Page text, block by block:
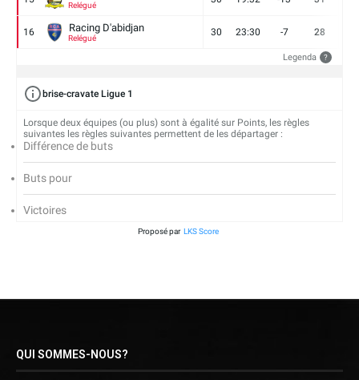
Relégué
16 Racing D'abidjan
Relégué
30 23:30 -7 28
Legenda ?
brise-cravate Ligue 1
Lorsque deux équipes (ou plus) sont à égalité sur Points, les règles
suivantes les règles suivantes permettent de les départager :
Différence de buts
Buts pour
Victoires
Proposé par LKS Score
QUI SOMMES-NOUS?